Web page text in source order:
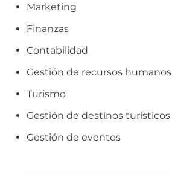
Marketing
Finanzas
Contabilidad
Gestión de recursos humanos
Turismo
Gestión de destinos turísticos
Gestión de eventos